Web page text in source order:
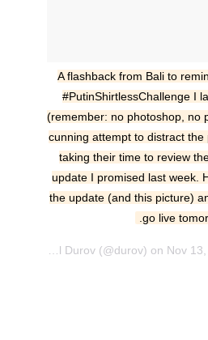
A flashback from Bali to
#PutinShirtlessChallenge I
(remember: no photoshop, no
cunning attempt to distract
taking their time to review
update I promised last week.
the update (and this picture)
go live
A post shared by Pavel Durov (@durov) on Nov 13, 2017 at 4:23am PST